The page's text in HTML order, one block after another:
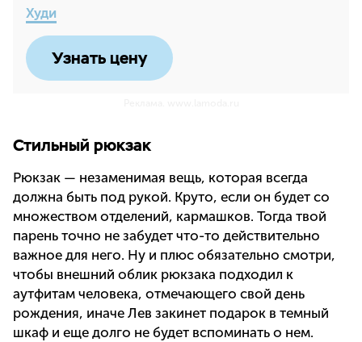
Худи
Узнать цену
Стильный рюкзак
Рюкзак — незаменимая вещь, которая всегда
должна быть под рукой. Круто, если он будет со
множеством отделений, кармашков. Тогда твой
парень точно не забудет что-то действительно
важное для него. Ну и плюс обязательно смотри,
чтобы внешний облик рюкзака подходил к
аутфитам человека, отмечающего свой день
рождения, иначе Лев закинет подарок в темный
шкаф и еще долго не будет вспоминать о нем.